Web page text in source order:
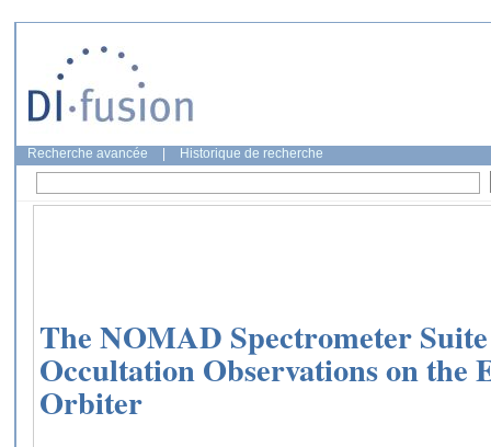
Recherche avancée Historique de recherche
The NOMAD Spectrometer
Occultation Observations on the
Orbiter